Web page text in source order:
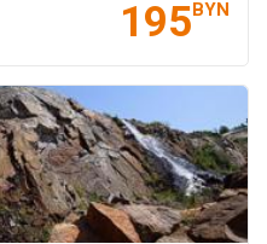
195BYN